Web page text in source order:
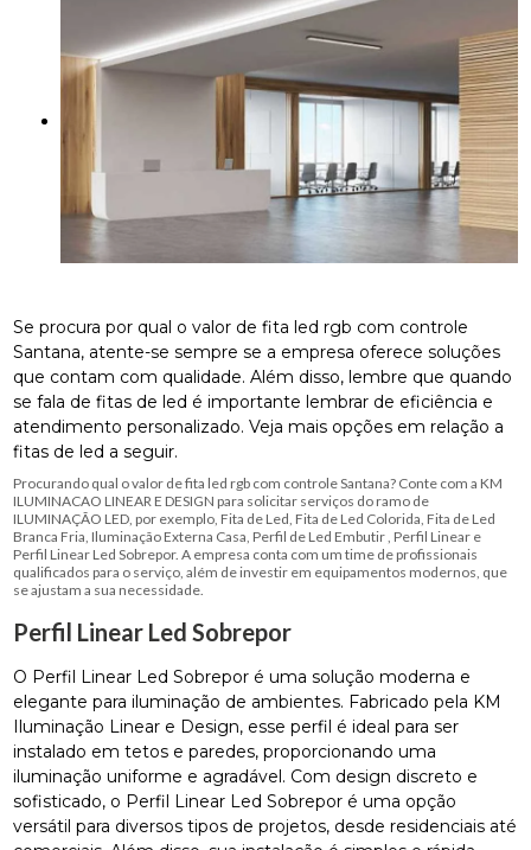
Se procura por qual o valor de fita led rgb com controle
Santana, atente-se sempre se a empresa oferece soluções
que contam com qualidade. Além disso, lembre que quando
se fala de fitas de led é importante lembrar de eficiência e
atendimento personalizado. Veja mais opções em relação a
fitas de led a seguir.
Procurando qual o valor de fita led rgb com controle Santana? Conte com a KM
ILUMINACAO LINEAR E DESIGN para solicitar serviços do ramo de
ILUMINAÇÃO LED, por exemplo, Fita de Led, Fita de Led Colorida, Fita de Led
Branca Fria, Iluminação Externa Casa, Perfil de Led Embutir , Perfil Linear e
Perfil Linear Led Sobrepor. A empresa conta com um time de profissionais
qualificados para o serviço, além de investir em equipamentos modernos, que
se ajustam a sua necessidade.
Perfil Linear Led Sobrepor
O Perfil Linear Led Sobrepor é uma solução moderna e
elegante para iluminação de ambientes. Fabricado pela KM
Iluminação Linear e Design, esse perfil é ideal para ser
instalado em tetos e paredes, proporcionando uma
iluminação uniforme e agradável. Com design discreto e
sofisticado, o Perfil Linear Led Sobrepor é uma opção
versátil para diversos tipos de projetos, desde residenciais até